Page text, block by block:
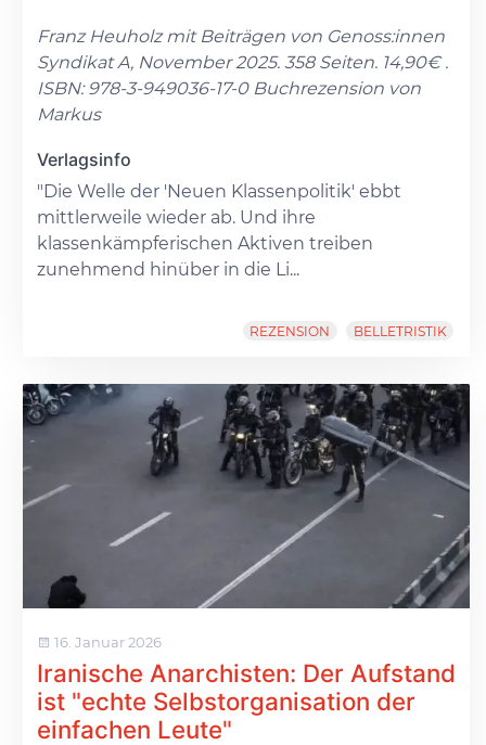
Franz Heuholz mit Beiträgen von Genoss:innen
Syndikat A, November 2025. 358 Seiten. 14,90€ .
ISBN: 978-3-949036-17-0 Buchrezension von
Markus
Verlagsinfo
"Die Welle der 'Neuen Klassenpolitik' ebbt
mittlerweile wieder ab. Und ihre
klassenkämpferischen Aktiven treiben
zunehmend hinüber in die Li...
REZENSION BELLETRISTIK
16. Januar 2026
Iranische Anarchisten: Der Aufstand
ist "echte Selbstorganisation der
einfachen Leute"